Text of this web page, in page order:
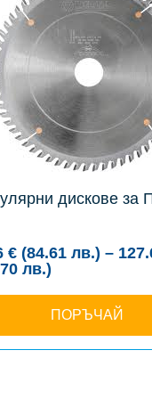
дискове за
€ (84.61 лв.) –
лв.)
43.26 €
(84.61
лв.)
through
ПОРЪЧАЙ